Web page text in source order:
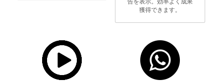
獲得できます。